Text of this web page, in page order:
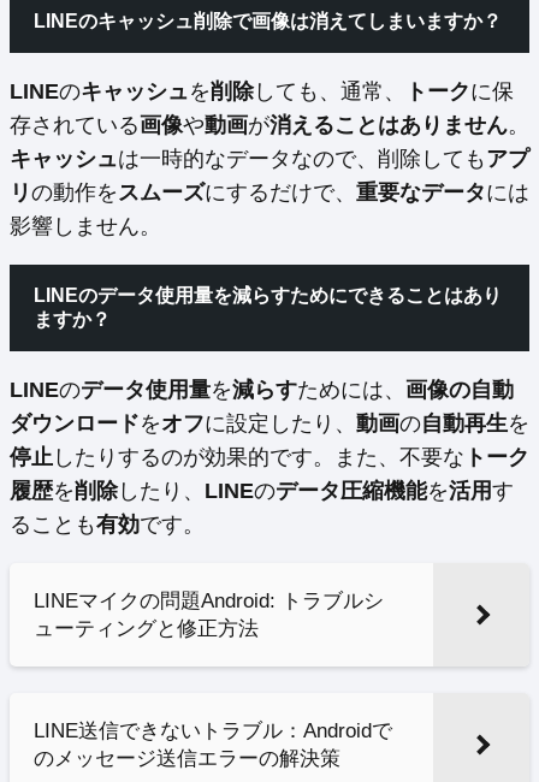
LINEのキャッシュ削除で画像は消えてしまいますか？
LINEのキャッシュを削除しても、通常、 トークに保
存されている画像や動画が消えることはありません。
キャッシュは一時的なデータなので、削除しても アプ
リ の動作をスムーズにするだけで、 重要なデータには
影響しません。
LINEのデータ使用量を減らすためにできることはあり
ますか？
LINEのデータ使用量を減らすためには、 画像の自動
ダウンロードをオフに設定したり、 動画の自動再生を
停止 したりするのが効果的です。また、不要な トーク
履歴を削除したり、 LINEのデータ圧縮機能を活用す
ることも有効です。
LINEマイクの問題Android: トラブルシ
ューティングと修正方法
LINE送信できないトラブル：Androidで
のメッセージ送信エラーの解決策